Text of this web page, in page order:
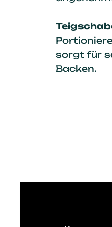
sorgt für
Backen.